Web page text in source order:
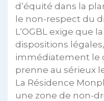
d‘équité dans la
le non-respect du
L‘OGBL exige que
dispositions
immédiatement le
prenne au sérieux
La Résidence
une zone de non-